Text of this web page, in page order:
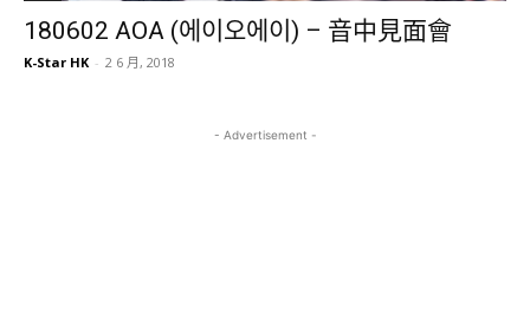
180602 AOA (에이오에이) – 音中見面會
K-Star HK - 2 6 月, 2018
- Advertisement -